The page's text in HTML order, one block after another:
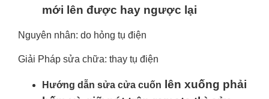
mới lên được hay ngược lại
Nguyên nhân: do hỏng tụ điện
Giải Pháp sửa chữa: thay tụ điện
Hướng dẫn sửa cửa cuốn
lên xuống phải